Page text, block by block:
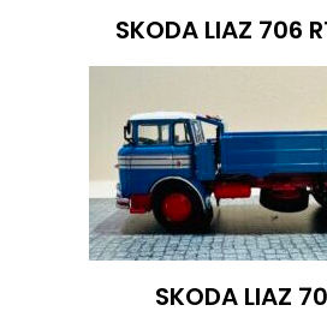
SKODA LIAZ 706
SKODA LIAZ